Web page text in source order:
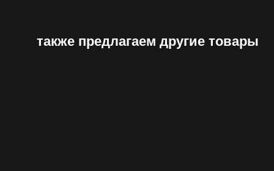
также предлагаем другие товары